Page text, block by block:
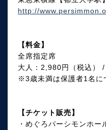
http://
【料金】
全席指定席
大人：2,980円（税込）
※3歳未満は保護者1名に
【チケット販売】
・めぐろパーシモンホ